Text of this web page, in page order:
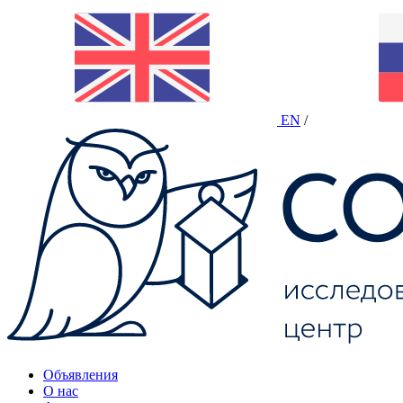
EN /
Объявления
О нас